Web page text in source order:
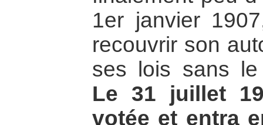
1er janvier
recouvrir son
ses lois sans le
Le 31 juillet
votée et entra